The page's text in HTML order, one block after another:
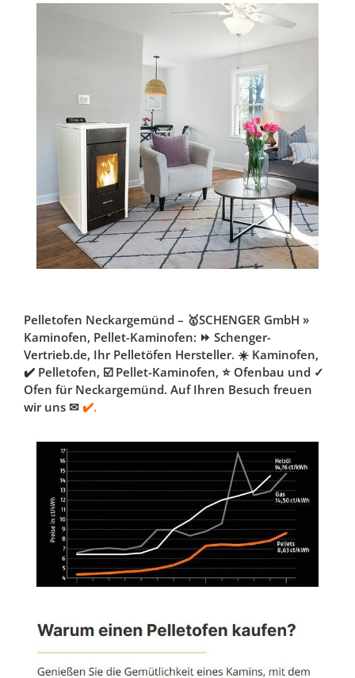
Pelletofen Neckargemünd – 🥇SCHENGER GmbH »
Kaminofen, Pellet-Kaminofen: ⏩ Schenger-
Vertrieb.de, Ihr Pelletöfen Hersteller. ☀️ Kaminofen,
✔️ Pelletofen, ☑️ Pellet-Kaminofen, ⭐ Ofenbau und ✓
Ofen für Neckargemünd. Auf Ihren Besuch freuen
wir uns ✉ ✔️.